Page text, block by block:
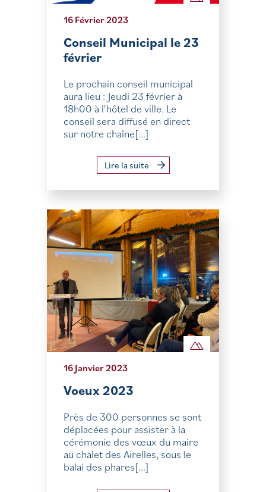
16 Février 2023
Conseil Municipal le 23
février
Le prochain conseil municipal
aura lieu : Jeudi 23 février à
18h00 à l'hôtel de ville. Le
conseil sera diffusé en direct
sur notre chaîne[...]
Lire la suite
16 Janvier 2023
Voeux 2023
Près de 300 personnes se sont
déplacées pour assister à la
cérémonie des vœux du maire
au chalet des Airelles, sous le
balai des phares[...]